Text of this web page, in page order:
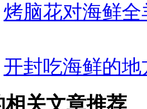
烤脑花对海鲜
开封吃海鲜的
关文章推荐